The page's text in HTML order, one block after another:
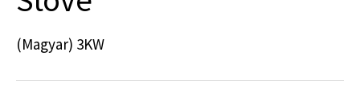
(Magyar) 3KW